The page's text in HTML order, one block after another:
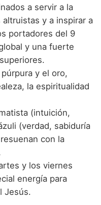
a servir a la
y a inspirar a
portadores del 9
y una fuerte
púrpura y el oro,
la espiritualidad
(intuición,
(verdad, sabiduría
con la
y los viernes
energía para
Jesús.